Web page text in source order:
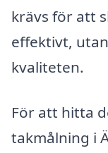
krävs för att
effektivt,
kvaliteten.
För att hitta
takmålning i